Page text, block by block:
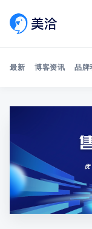
最新 博客资讯 品牌